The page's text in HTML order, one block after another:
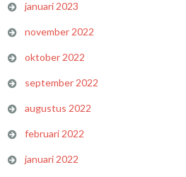
januari 2023
november 2022
oktober 2022
september 2022
augustus 2022
februari 2022
januari 2022